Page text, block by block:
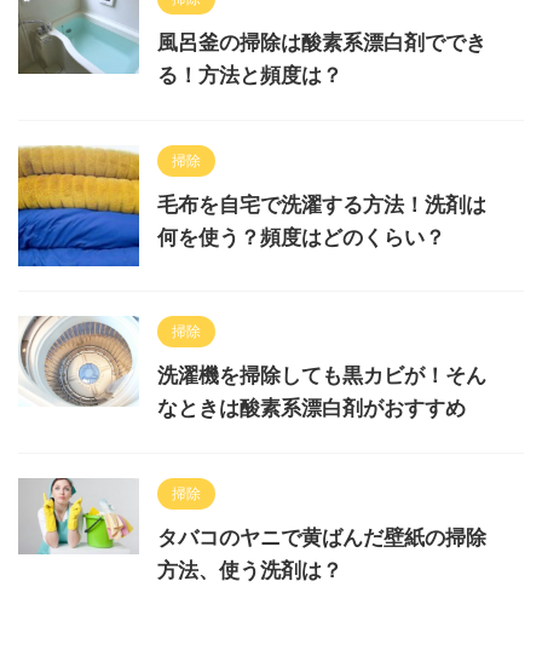
風呂釜の掃除は酸素系漂白剤ででき
る！方法と頻度は？
掃除
毛布を自宅で洗濯する方法！洗剤は
何を使う？頻度はどのくらい？
掃除
洗濯機を掃除しても黒カビが！そん
なときは酸素系漂白剤がおすすめ
掃除
タバコのヤニで黄ばんだ壁紙の掃除
方法、使う洗剤は？